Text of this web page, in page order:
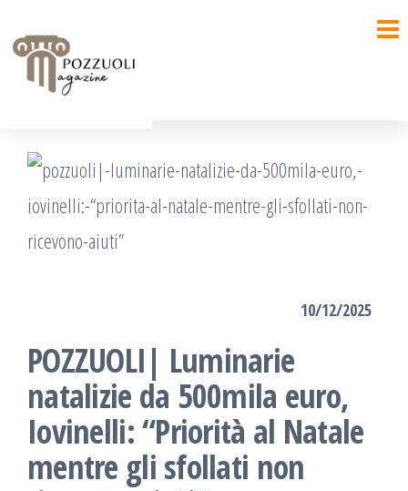
contenuto
10/12/2025
POZZUOLI| Luminarie
natalizie da 500mila euro,
Iovinelli: “Priorità al Natale
mentre gli sfollati non